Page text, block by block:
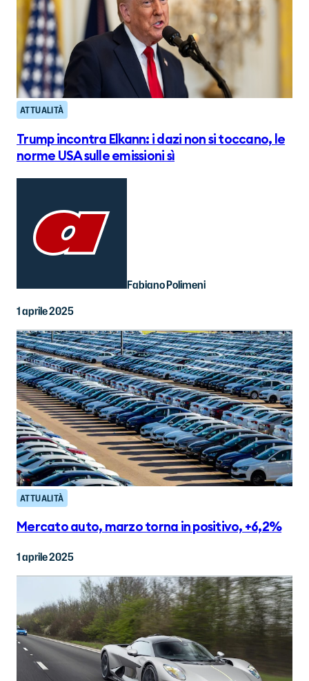
ATTUALITÀ
Trump incontra Elkann: i dazi non si toccano, le
norme USA sulle emissioni sì
Fabiano Polimeni
1 aprile 2025
ATTUALITÀ
Mercato auto, marzo torna in positivo, +6,2%
1 aprile 2025